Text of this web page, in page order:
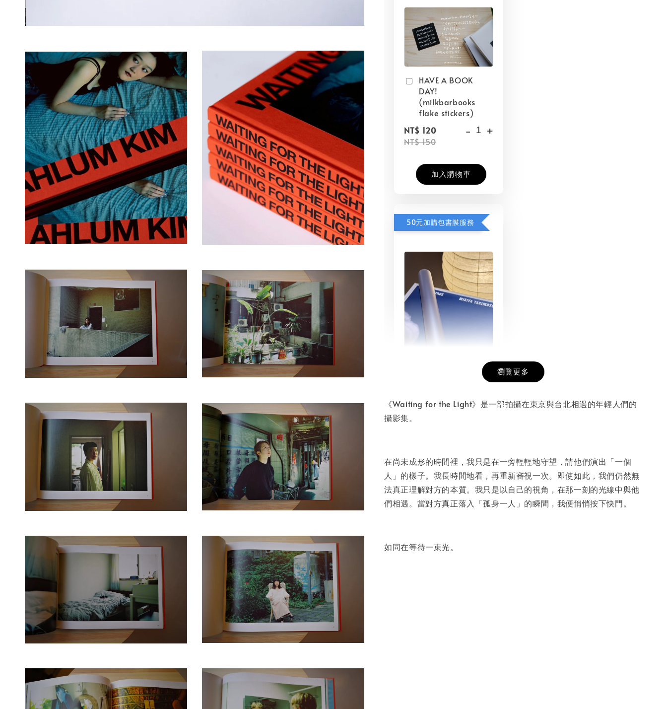
HAVE A BOOK
DAY!
(milkbarbooks
flake stickers)
NT$ 120
NT$ 150
- +
加入購物車
50元加購包書膜服務
NT$ 50
NT$ 100
- +
瀏覽更多
《Waiting for the Light》是一部拍攝在東京與台北相遇的年輕人們的
攝影集。
在尚未成形的時間裡，我只是在一旁輕輕地守望，請他們演出「一個
人」的樣子。我長時間地看，再重新審視一次。即使如此，我們仍然無
法真正理解對方的本質。我只是以自己的視角，在那一刻的光線中與他
們相遇。當對方真正落入「孤身一人」的瞬間，我便悄悄按下快門。
如同在等待一束光。